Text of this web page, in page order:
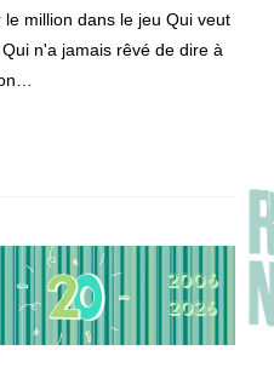
million dans le jeu Qui veut
n'a jamais rêvé de dire à